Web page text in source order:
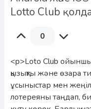
Lotto Club
0
<p>Loto Club
қызықты және өзара
ұсыныстар мен
лотереяны таңдап,